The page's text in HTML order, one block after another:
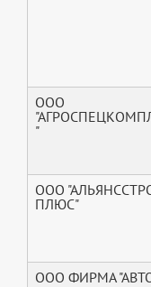
ООО
"
ООО
ПЛЮС"
ООО ФИРМА